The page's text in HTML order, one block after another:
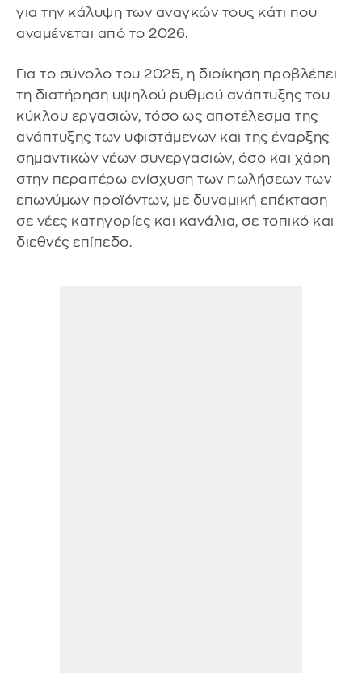
για την κάλυψη των αναγκών τους κάτι που
αναμένεται από το 2026.
Για το σύνολο του 2025, η διοίκηση προβλέπει
τη διατήρηση υψηλού ρυθμού ανάπτυξης του
κύκλου εργασιών, τόσο ως αποτέλεσμα της
ανάπτυξης των υφιστάμενων και της έναρξης
σημαντικών νέων συνεργασιών, όσο και χάρη
στην περαιτέρω ενίσχυση των πωλήσεων των
επωνύμων προϊόντων, με δυναμική επέκταση
σε νέες κατηγορίες και κανάλια, σε τοπικό και
διεθνές επίπεδο.